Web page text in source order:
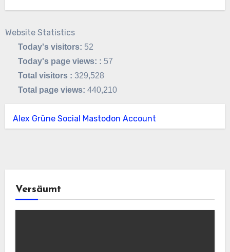
Website Statistics
Today's visitors: 52
Today's page views: : 57
Total visitors :329,528
Total page views:440,210
Alex Grüne Social Mastodon Account
Versäumt